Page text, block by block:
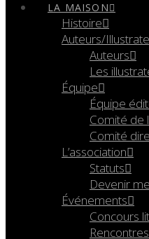
LA MAISON
Histoire
Auteurs/
Auteurs
Les
Équipe
Équipe
Comité de
Comité
L’association
Statuts
Devenir
Événements
Concours